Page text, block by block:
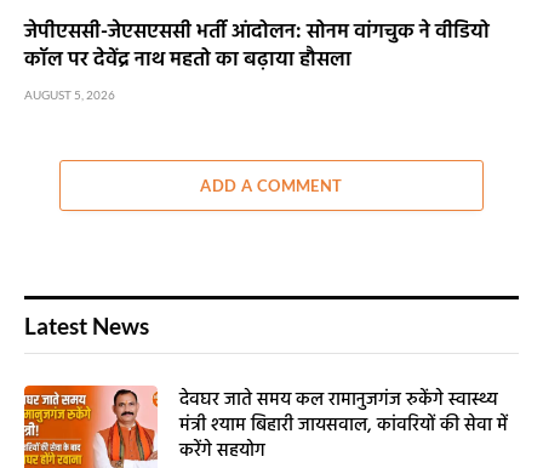
जेपीएससी-जेएसएससी भर्ती आंदोलन: सोनम वांगचुक ने वीडियो
कॉल पर देवेंद्र नाथ महतो का बढ़ाया हौसला
AUGUST 5, 2026
ADD A COMMENT
Latest News
देवघर जाते समय कल रामानुजगंज रुकेंगे स्वास्थ्य
मंत्री श्याम बिहारी जायसवाल, कांवरियों की सेवा में
करेंगे सहयोग